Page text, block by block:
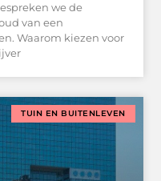
we de
van een
Waarom kiezen voor
TUIN EN BUITENLEVEN